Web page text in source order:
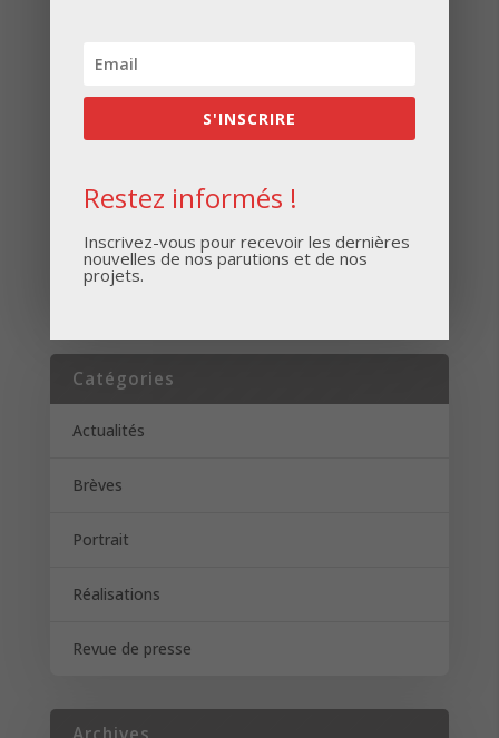
Inscrivez-vous pour recevoir les dernières
nouvelles de nos parutions et de nos projets.
S'INSCRIRE
Catégories
Actualités
Brèves
Portrait
Réalisations
Revue de presse
S'INSCRIRE
Restez informés !
Inscrivez-vous pour recevoir les dernières
nouvelles de nos parutions et de nos
projets.